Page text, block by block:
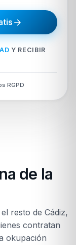
Y RECIBIR
RGPD
de la
resto de Cádiz,
contratan
okupación